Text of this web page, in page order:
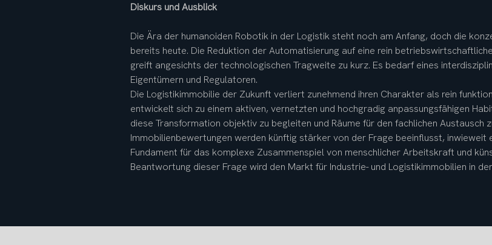
Diskurs und Ausblick
Die Ära der humanoiden Robotik in der Logistik steht noch am Anfang, doch die
bereits heute. Die Reduktion der Automatisierung auf eine rein
greift angesichts der technologischen Tragweite zu kurz. Es bedarf eines
Eigentümern und Regulatoren.
Die Logistikimmobilie der Zukunft verliert zunehmend ihren Charakter als rein
entwickelt sich zu einem aktiven, vernetzten und hochgradig anpassungsfähigen
diese Transformation objektiv zu begleiten und Räume für den fachlichen Austausch
Immobilienbewertungen werden künftig stärker von der Frage beeinflusst, inwieweit
Fundament für das komplexe Zusammenspiel von menschlicher Arbeitskraft und
Beantwortung dieser Frage wird den Markt für Industrie- und Logistikimmobilien in